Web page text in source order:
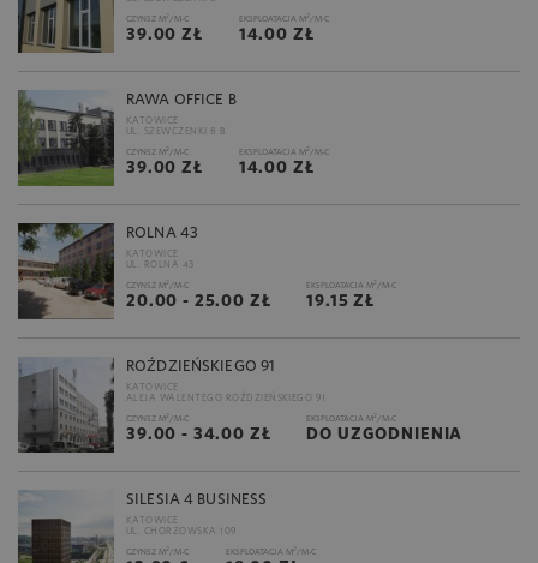
CZYNSZ M2 /M-C
39.00 ZŁ
EKSPLOATACJA M2 /M-C
14.00 ZŁ
RAWA OFFICE B
KATOWICE
UL. SZEWCZENKI 8 B
CZYNSZ M2 /M-C
39.00 ZŁ
EKSPLOATACJA M2 /M-C
14.00 ZŁ
ROLNA 43
KATOWICE
UL. ROLNA 43
CZYNSZ M2 /M-C
20.00 - 25.00 ZŁ
EKSPLOATACJA M2 /M-C
19.15 ZŁ
ROŹDZIEŃSKIEGO 91
KATOWICE
ALEJA WALENTEGO ROŹDZIEŃSKIEGO 91
CZYNSZ M2 /M-C
39.00 - 34.00 ZŁ
EKSPLOATACJA M2 /M-C
DO UZGODNIENIA
SILESIA 4 BUSINESS
KATOWICE
UL. CHORZOWSKA 109
CZYNSZ M2 /M-C EKSPLOATACJA M2 /M-C